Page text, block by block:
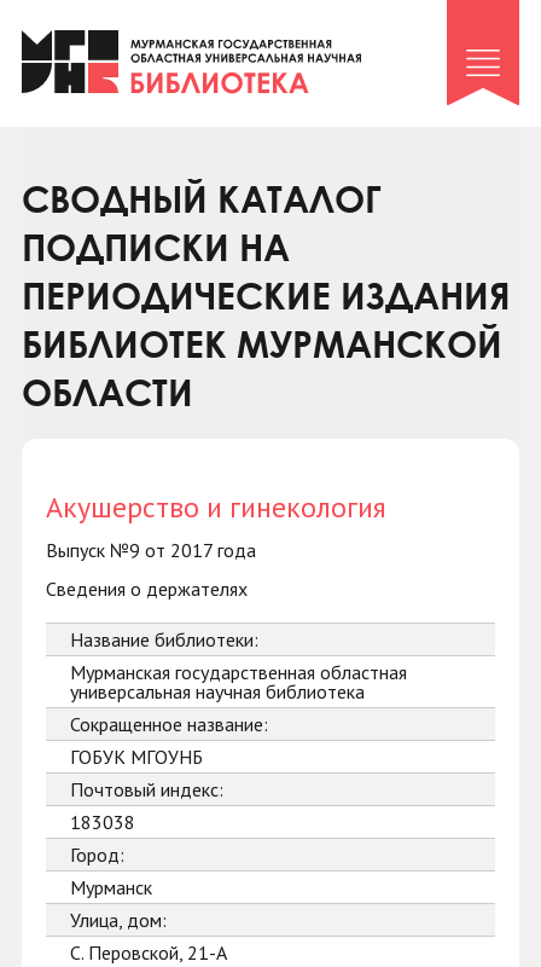
Клуб «Гиря и сельдерей»
Клуб «Семейный архив»
Коллегам
Контакты
СВОДНЫЙ КАТАЛОГ
ПОДПИСКИ НА
ПЕРИОДИЧЕСКИЕ ИЗДАНИЯ
БИБЛИОТЕК МУРМАНСКОЙ
ОБЛАСТИ
Акушерство и гинекология
Выпуск №9 от 2017 года
Сведения о держателях
Название библиотеки:
Мурманская государственная областная
универсальная научная библиотека
Сокращенное название:
ГОБУК МГОУНБ
Почтовый индекс:
183038
Город:
Мурманск
Улица, дом:
С. Перовской, 21-А